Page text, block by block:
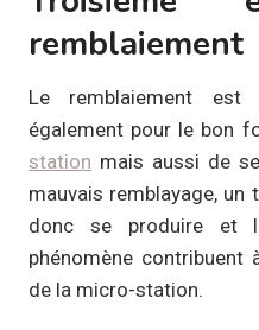
remblaiement
Le remblaiement est
également pour le bon
station mais aussi de
mauvais remblayage,
donc se produire et
phénomène contribuent
de la micro-station.